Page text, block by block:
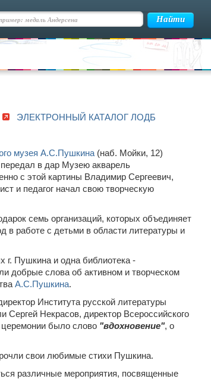
ЭЛЕКТРОННЫЙ КАТАЛОГ ЛОДБ
музея А.С.Пушкина(наб. Мойки, 12)
передал в дар Музею акварель
с этой картины Владимир Сергеевич,
и педагог начал свою творческую
семь организаций, которых объединяет
в работе с детьми в области литературы и
г. Пушкина и одна библиотека -
добрые слова об активном и творческом
А.С.Пушкина.
Института русской литературы
Некрасов, директор Всероссийского
было слово "вдохновение", о
свои любимые стихи Пушкина.
различные мероприятия, посвященные